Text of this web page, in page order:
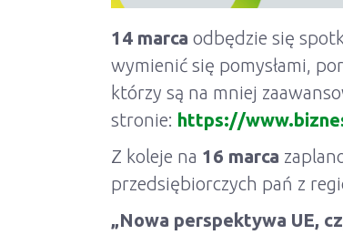
14 marca odbędzie się
wymienić się pomysłami,
którzy są na mniej
stronie: https://
Z koleje na 16 marca
przedsiębiorczych pań z
„Nowa perspektywa UE,